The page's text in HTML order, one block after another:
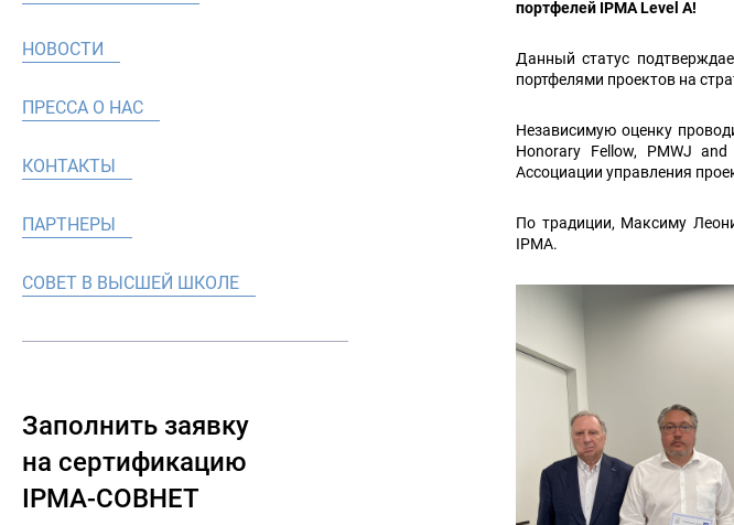
НОВОСТИ
ПРЕССА О НАС
КОНТАКТЫ
ПАРТНЕРЫ
СОВЕТ В ВЫСШЕЙ ШКОЛЕ
Заполнить заявку
на сертификацию
IPMA-СОВНЕТ
портфелей IPMA Level A!
Данный статус
портфелями проектов на
Независимую оценку
Honorary Fellow, PMWJ
Ассоциации управления
По традиции, Максиму
IPMA.